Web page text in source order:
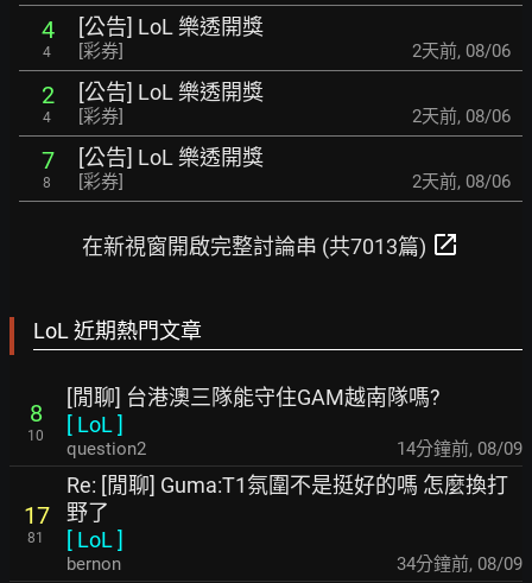
4
4
[公告] LoL 樂透開獎
[彩券] 2天前, 08/06
2
4
[公告] LoL 樂透開獎
[彩券] 2天前, 08/06
7
8
[公告] LoL 樂透開獎
[彩券] 2天前, 08/06
在新視窗開啟完整討論串 (共7013篇) open_in_new
LoL 近期熱門文章
8
10
[閒聊] 台港澳三隊能守住GAM越南隊嗎?
[ LoL ]
question2 14分鐘前, 08/09
17
81
Re: [閒聊] Guma:T1氛圍不是挺好的嗎 怎麼換打
野了
[ LoL ]
bernon 34分鐘前, 08/09